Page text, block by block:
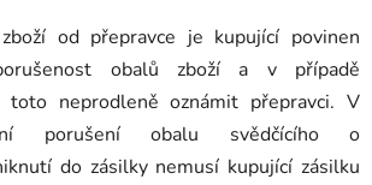
od přepravce je kupující povinen
obalů zboží a v případě
toto neprodleně oznámit přepravci. V
porušení obalu svědčícího o
do zásilky nemusí kupující zásilku